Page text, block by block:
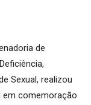
de
Sexual, realizou
em comemoração